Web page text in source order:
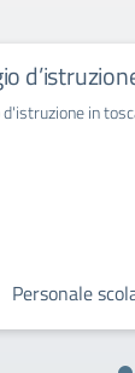
d'istruzione in
Personale